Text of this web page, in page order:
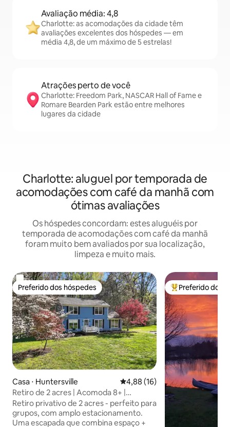
Avaliação média: 4,8
Charlotte: as acomodações da cidade têm
avaliações excelentes dos hóspedes — em
média 4,8, de um máximo de 5 estrelas!
Atrações perto de você
Charlotte: Freedom Park, NASCAR Hall of Fame e
Romare Bearden Park estão entre melhores
lugares da cidade
Charlotte: aluguel por temporada de
acomodações com café da manhã com
ótimas avaliações
Os hóspedes concordam: estes aluguéis por
temporada de acomodações com café da manhã
foram muito bem avaliados por sua localização,
limpeza e muito mais.
Preferido dos hóspedes
Preferido dos hóspedes
Casa ⋅ Huntersville 4,88 de uma avaliação média
4,88 (16)
Retiro de 2 acres | Acomoda 8+ |
Tranquilo, mas próximo
Retiro privativo de 2 acres - perfeito para
grupos, com amplo estacionamento.
Uma escapada que combina espaço +
Entre os
Preferido dos